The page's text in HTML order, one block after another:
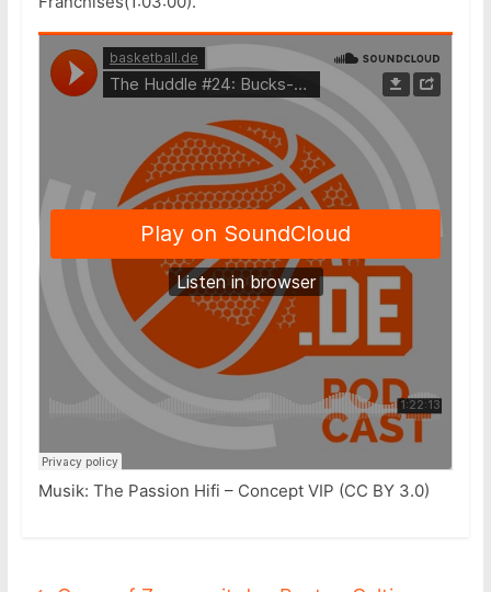
Musik: The Passion Hifi – Concept VIP (CC BY 3.0)